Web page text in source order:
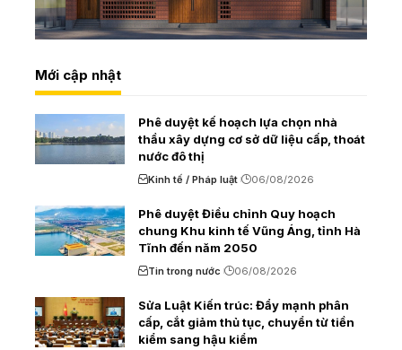
Mới cập nhật
Phê duyệt kế hoạch lựa chọn nhà
thầu xây dựng cơ sở dữ liệu cấp, thoát
nước đô thị
Kinh tế / Pháp luật 06/08/2026
Phê duyệt Điều chỉnh Quy hoạch
chung Khu kinh tế Vũng Áng, tỉnh Hà
Tĩnh đến năm 2050
Tin trong nước 06/08/2026
Sửa Luật Kiến trúc: Đẩy mạnh phân
cấp, cắt giảm thủ tục, chuyển từ tiền
kiểm sang hậu kiểm